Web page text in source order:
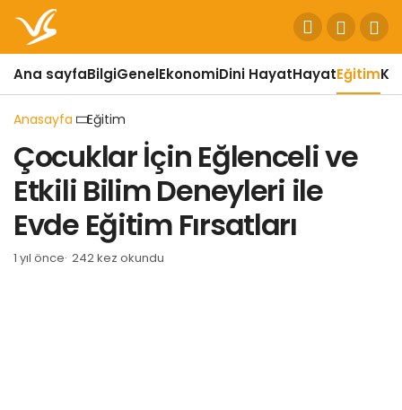
Ana sayfaBilgiGenelEkonomiDini HayatHayatEğitim
Anasayfa Eğitim
Çocuklar İçin Eğlenceli ve
Etkili Bilim Deneyleri ile
Evde Eğitim Fırsatları
1 yıl önce 242 kez okundu